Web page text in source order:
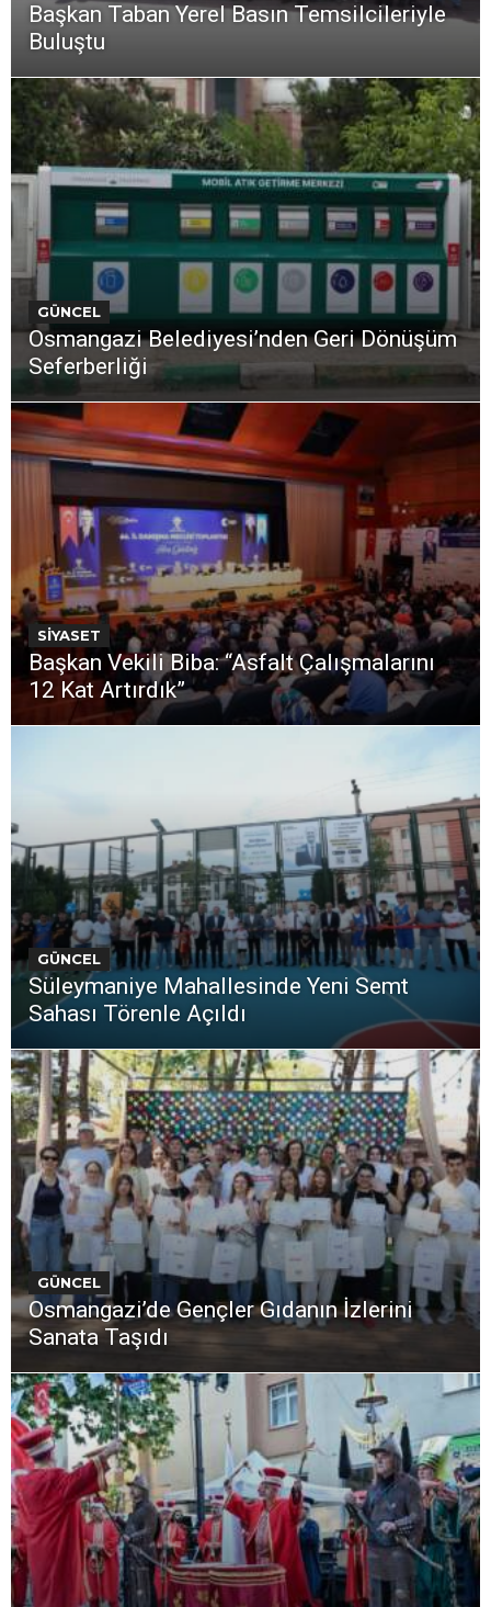
Başkan Taban Yerel Basın Temsilcileriyle
Buluştu
GÜNCEL
Osmangazi Belediyesi’nden Geri Dönüşüm
Seferberliği
SİYASET
Başkan Vekili Biba: “Asfalt Çalışmalarını
12 Kat Artırdık”
GÜNCEL
Süleymaniye Mahallesinde Yeni Semt
Sahası Törenle Açıldı
GÜNCEL
Osmangazi’de Gençler Gıdanın İzlerini
Sanata Taşıdı